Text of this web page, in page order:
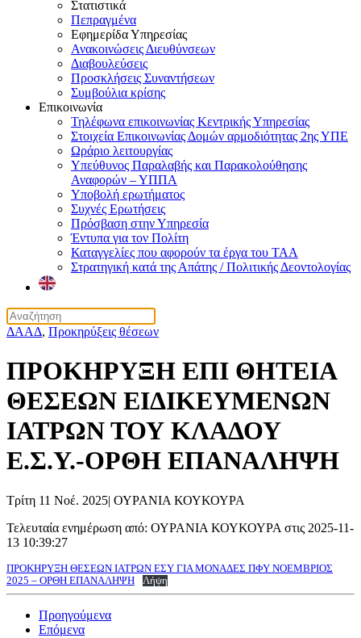
Στατιστικά
Πεπραγμένα
Εφημερίδα Υπηρεσίας
Ανακοινώσεις Διευθύνσεων
Διαβουλεύσεις
Προσκλήσεις Συναντήσεων
Συμβούλια κρίσης
Επικοινωνία
Τηλέφωνα επικοινωνίας Κεντρικής Υπηρεσίας
Στοιχεία Επικοινωνίας Δομών αρμοδιότητας 2ης ΥΠΕ
Ωράριο λειτουργίας
Υπεύθυνος Παραλαβής και Παρακολούθησης
Αναφορών – ΥΠΠΑ
Υποβολή ερωτήματος
Συχνές Ερωτήσεις
Πρόσβαση στην Υπηρεσία
Έντυπα για τον Πολίτη
Καταγγελίες που αφορούν τα έργα του ΤΑΑ
Στρατηγική κατά της Απάτης / Πολιτικής Δεοντολογίας
ΔΑΑΔ, Προκηρύξεις θέσεων
ΠΡΟΚΗΡΥΞΗ ΕΠΙ ΘΗΤΕΙΑ
ΘΕΣΕΩΝ ΕΙΔΙΚΕΥΜΕΝΩΝ
ΙΑΤΡΩΝ ΤΟΥ ΚΛΑΔΟΥ
Ε.Σ.Υ.-ΟΡΘΗ ΕΠΑΝΑΛΗΨΗ
Τρίτη 11 Νοέ. 2025| ΟΥΡΑΝΙΑ ΚΟΥΚΟΥΡΑ
Τελευταία ενημέρωση από: ΟΥΡΑΝΙΑ ΚΟΥΚΟΥΡΑ στις 2025-11-
13 10:39:27
ΠΡΟΚΗΡΥΞΗ ΘΕΣΕΩΝ ΙΑΤΡΩΝ ΕΣΥ ΓΙΑ ΜΟΝΑΔΕΣ ΠΦΥ ΝΟΕΜΒΡΙΟΣ
2025 – ΟΡΘΗ ΕΠΑΝΑΛΗΨΗ
Λήψη
Προηγούμενα
Επόμενα